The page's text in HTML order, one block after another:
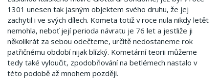
1301 unesen tak jasným objektem svého druhu, že jej
zachytil i ve svých dílech. Kometa totiž v roce nula nikdy letět
nemohla, neboť její perioda návratu je 76 let a jestliže ji
několikrát za sebou odečteme, určitě nedostaneme rok
patřičnému období nijak blízký. Kometární teorii můžeme
tedy také vyloučit, zpodobňování na betlémech nastalo v
této podobě až mnohem později.